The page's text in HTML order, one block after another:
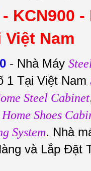
KCN900 -
Nam
- Nhà Máy
1 Tại Việt Nam
Steel Cabinet
Home Shoes
System. Nhà
và Lắp Đặt